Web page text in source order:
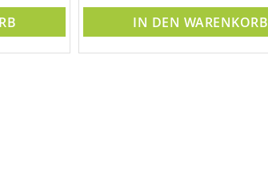
IN DEN WARENKORB